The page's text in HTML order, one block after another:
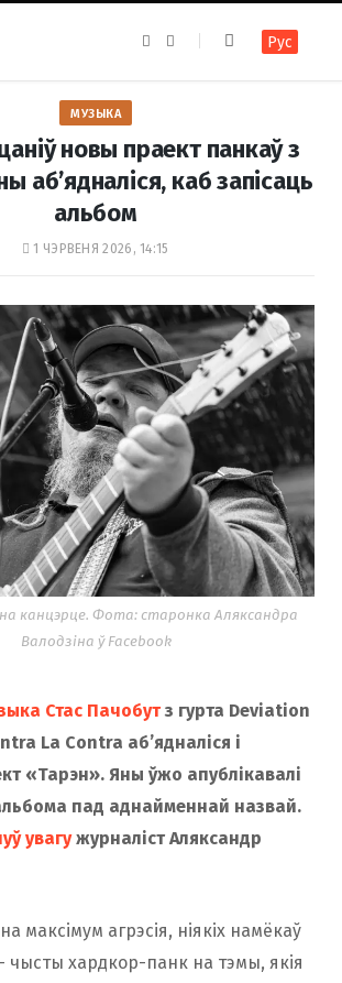
e
k
t
a
m
Рус
МУЗЫКА
новы праект панкаў з
аб’ядналіся, каб запісаць
альбом
1 ЧЭРВЕНЯ 2026, 14:15
канцэрце. Фота: старонка Аляксандра
Валодзіна ў Facebook
Стас Пачобутз гурта Deviation
La Contra аб’ядналіся і
«Тарэн». Яны ўжо апублікавалі
пад аднайменнай назвай.
увагужурналіст Аляксандр
максімум агрэсія, ніякіх намёкаў
хардкор-панк на тэмы, якія